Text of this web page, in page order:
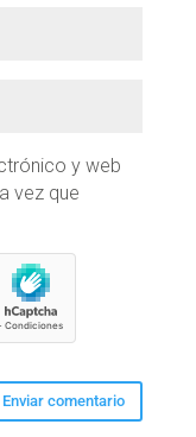
y web
vez que